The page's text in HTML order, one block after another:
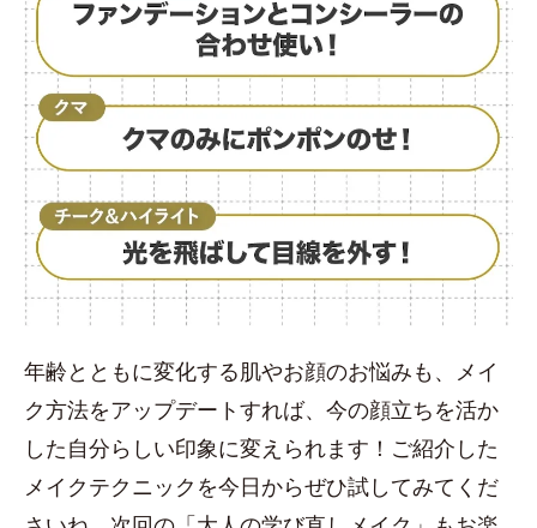
年齢とともに変化する肌やお顔のお悩みも、メイ
ク方法をアップデートすれば、今の顔立ちを活か
した自分らしい印象に変えられます！ご紹介した
メイクテクニックを今日からぜひ試してみてくだ